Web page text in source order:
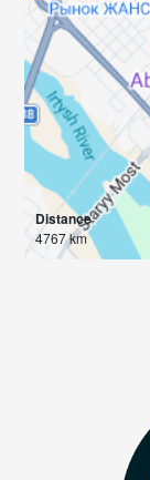
Distance
4767 km